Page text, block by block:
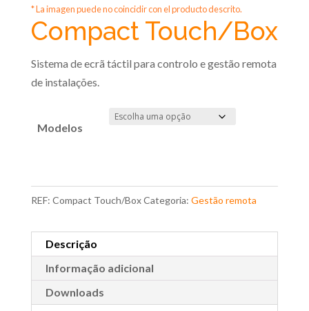
* La imagen puede no coincidir con el producto descrito.
Compact Touch/Box
Sistema de ecrã táctil para controlo e gestão remota
de instalações.
Modelos
REF: Compact Touch/BoxCategoria: Gestão remota
Descrição
Informação adicional
Downloads